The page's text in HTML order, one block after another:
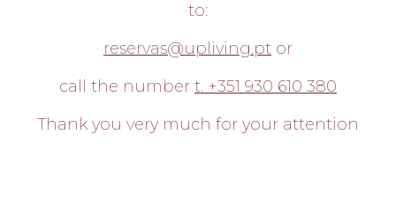
to:
reservas@upliving.pt or
call the number t. +351 930 610 380
Thank you very much for your attention